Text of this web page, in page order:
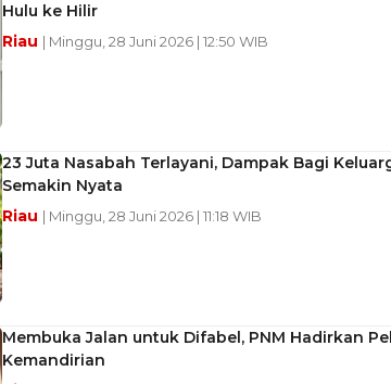
Hulu ke Hilir
Riau | Minggu, 28 Juni 2026 | 12:50 WIB
23 Juta Nasabah Terlayani, Dampak Bagi
Semakin Nyata
Riau | Minggu, 28 Juni 2026 | 11:18 WIB
Membuka Jalan untuk Difabel, PNM Hadirkan
Kemandirian